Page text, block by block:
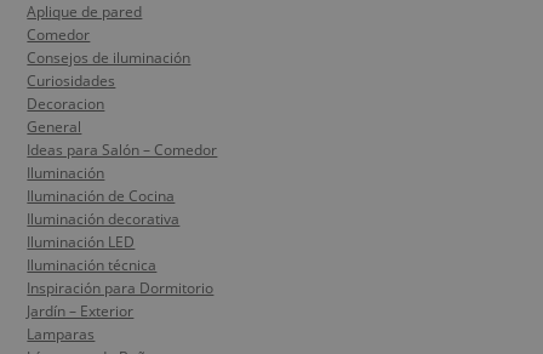
Aplique de pared
Comedor
Consejos de iluminación
Curiosidades
Decoracion
General
Ideas para Salón – Comedor
Iluminación
Iluminación de Cocina
Iluminación decorativa
Iluminación LED
Iluminación técnica
Inspiración para Dormitorio
Jardín – Exterior
Lamparas